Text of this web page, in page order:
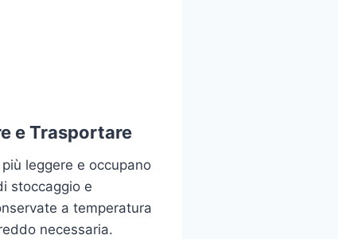
e Trasportare
leggere e occupano
stoccaggio e
a temperatura
necessaria.